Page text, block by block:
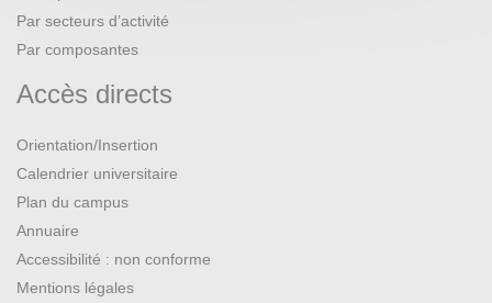
Par secteurs d’activité
Par composantes
Accès directs
Orientation/Insertion
Calendrier universitaire
Plan du campus
Annuaire
Accessibilité : non conforme
Mentions légales